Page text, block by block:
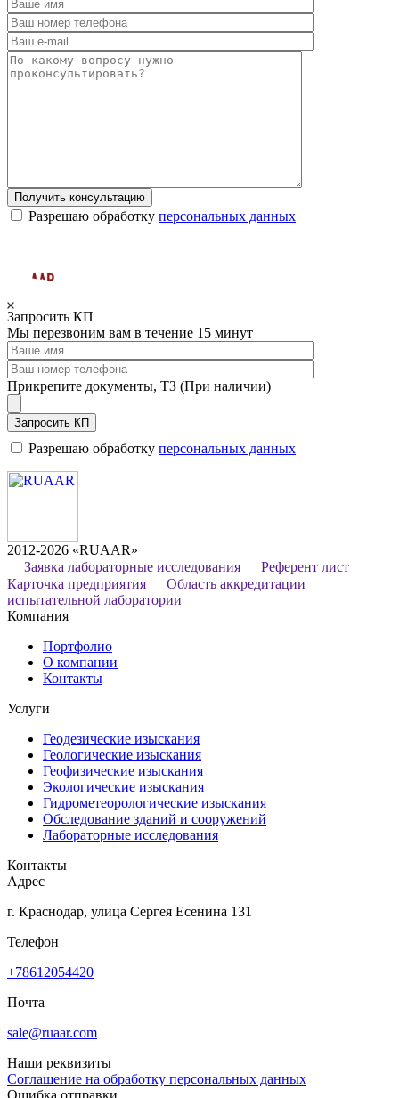
Получить консультацию
Разрешаю обработку персональных данных
Запросить КП
Мы перезвоним вам в течение 15 минут
Прикрепите документы, ТЗ (При наличии)
Запросить КП
Разрешаю обработку персональных данных
2012-2026 «RUAAR»
Заявка лабораторные исследования
Референт лист
Карточка предприятия
Область аккредитации
испытательной лаборатории
Компания
Портфолио
О компании
Контакты
Услуги
Геодезические изыскания
Геологические изыскания
Геофизические изыскания
Экологические изыскания
Гидрометеорологические изыскания
Обследование зданий и сооружений
Лабораторные исследования
Контакты
Адрес
г. Краснодар, улица Сергея Есенина 131
Телефон
+78612054420
Почта
sale@ruaar.com
Наши реквизиты
Соглашение на обработку персональных данных
Ошибка отправки